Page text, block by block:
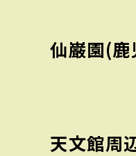
仙巌園(
天文館周